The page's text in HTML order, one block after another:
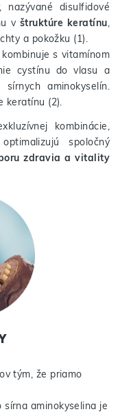
nazývané disulfidové
vštruktúre keratínu,
a pokožku (1).
s vitamínom
cystínu do vlasu a
aminokyselín.
keratínu (2).
kombinácie,
spoločný
zdravia a vitality
tým, že priamo
aminokyselina je